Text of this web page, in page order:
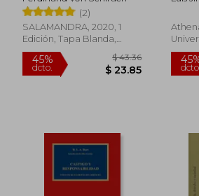
45%
dcto.
$ 93.60
(2)
SALAMANDRA, 2020, 1
Edición, Tapa Blanda,
Nuevo
12